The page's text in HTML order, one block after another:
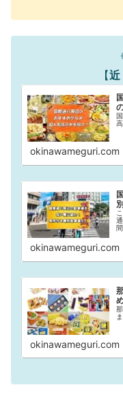
【近
okinawameguri.com
okinawameguri.com
okinawameguri.com